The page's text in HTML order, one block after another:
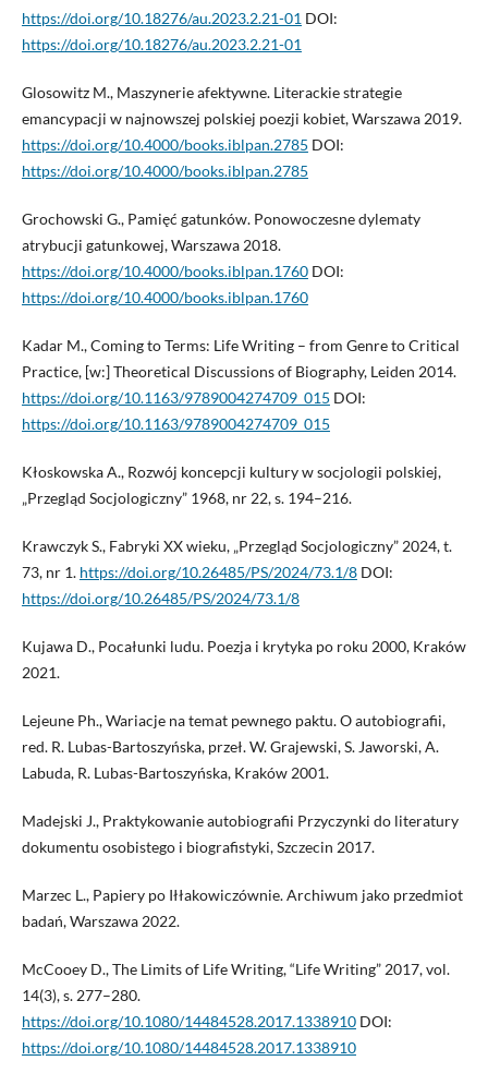
https://doi.org/10.18276/au.2023.2.21-01 DOI:
https://doi.org/10.18276/au.2023.2.21-01
Glosowitz M., Maszynerie afektywne. Literackie strategie
emancypacji w najnowszej polskiej poezji kobiet, Warszawa 2019.
https://doi.org/10.4000/books.iblpan.2785 DOI:
https://doi.org/10.4000/books.iblpan.2785
Grochowski G., Pamięć gatunków. Ponowoczesne dylematy
atrybucji gatunkowej, Warszawa 2018.
https://doi.org/10.4000/books.iblpan.1760DOI:
https://doi.org/10.4000/books.iblpan.1760
Kadar M., Coming to Terms: Life Writing – from Genre to Critical
Practice, [w:] Theoretical Discussions of Biography, Leiden 2014.
https://doi.org/10.1163/9789004274709_015 DOI:
https://doi.org/10.1163/9789004274709_015
Kłoskowska A., Rozwój koncepcji kultury w socjologii polskiej,
„Przegląd Socjologiczny” 1968, nr 22, s. 194–216.
Krawczyk S., Fabryki XX wieku, „Przegląd Socjologiczny” 2024, t.
73, nr 1. https://doi.org/10.26485/PS/2024/73.1/8DOI:
https://doi.org/10.26485/PS/2024/73.1/8
Kujawa D., Pocałunki ludu. Poezja i krytyka po roku 2000, Kraków
2021.
Lejeune Ph., Wariacje na temat pewnego paktu. O autobiografii,
red. R. Lubas-Bartoszyńska, przeł. W. Grajewski, S. Jaworski, A.
Labuda, R. Lubas-Bartoszyńska, Kraków 2001.
Madejski J., Praktykowanie autobiografii Przyczynki do literatury
dokumentu osobistego i biografistyki, Szczecin 2017.
Marzec L., Papiery po Iłłakowiczównie. Archiwum jako przedmiot
badań, Warszawa 2022.
McCooey D., The Limits of Life Writing, “Life Writing” 2017, vol.
14(3), s. 277–280.
https://doi.org/10.1080/14484528.2017.1338910DOI:
https://doi.org/10.1080/14484528.2017.1338910